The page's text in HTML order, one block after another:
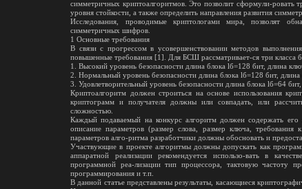
симметричных криптоалгоритмов. Это позволит сформули-ровать
уровня стойкости, а также определить направления развития
Исследования, проводимые криптологами мира, позволят
симметричных шифров.
1 Основные требования
В связи с прогрессом в усовершенствовании методов
повышенные требования [1]. Для БСШ рассматривает-ся три класса
1. Высокий уровень безопасности длина блока lб=128 бит, длина
2. Нормальный уровень безопасности длина блока lб=128 бит,
3. Удовлетворительный уровень безопасности длина блока lб=64
Криптоалгоритм должен строиться на основе использования
криптограмм и получателя должны или совпадать, или
сложностью.
Каждый подаваемый на конкурс алгоритм должен содержать
описание параметров (размер слова, размер ключа,
параметров алго-ритма разработчики должны обосновать и
Участвующие в проекте алгоритмы должны допускать как
аппаратной реализации рекомендуется использо-вать в
программной реа-лизации тип процессора, тактовую частоту
программирования и т.п.
В данной статье представлены результаты, касающиеся